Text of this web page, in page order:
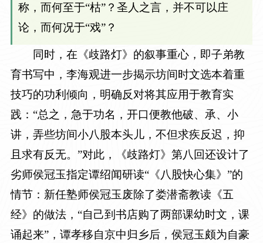
称，而何至于“枯”？圣人之言，并不可以庄
论，而何况于“戏”？
同时，在《歧路灯》的叙事重心，即子弟教
育书写中，李海观进一步揭示坊间时文选本着重
技巧的功利倾向，明确反对将其应用于教育实
践：“总之，急于功名，开口便教他破、承、小
讲，弄些坊间小八股本头儿，不但求疾反迟，抑
且求有反无。”对此，《歧路灯》第八回还设计了
劣师侯冠玉指定谭绍闻研读“《八股快心集》”的
情节：新任塾师侯冠玉废除了娄潜斋教读《五
经》的做法，“自己到书店购了两部课幼时文，课
诵起来”，谭孝移自京中归乡后，侯冠玉颇为自豪